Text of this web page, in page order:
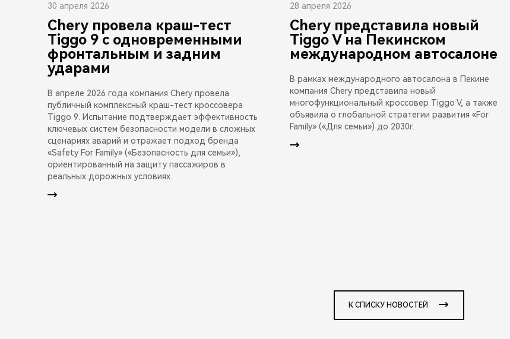
30 апреля 2026
Chery провела краш-тест
Tiggo 9 с одновременными
фронтальным и задним
ударами
В апреле 2026 года компания Chery провела
публичный комплексный краш-тест кроссовера
Tiggo 9. Испытание подтверждает эффективность
ключевых систем безопасности модели в сложных
сценариях аварий и отражает подход бренда
«Safety For Family» («Безопасность для семьи»),
ориентированный на защиту пассажиров в
реальных дорожных условиях.
28 апреля 2026
Chery представила новый
Tiggo V на Пекинском
международном автосалоне
В рамках международного автосалона в Пекине
компания Chery представила новый
многофункциональный кроссовер Tiggo V, а также
объявила о глобальной стратегии развития «For
Family» («Для семьи») до 2030г.
К СПИСКУ НОВОСТЕЙ